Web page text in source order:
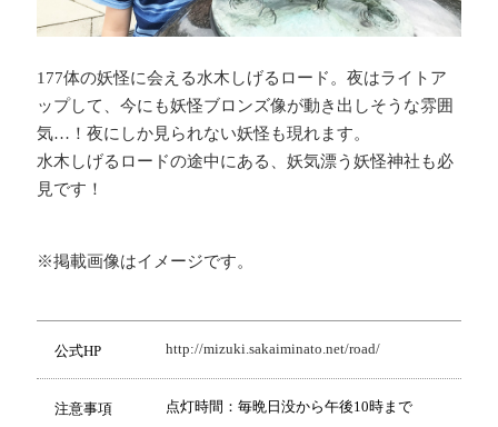
177体の妖怪に会える水木しげるロード。夜はライトア
ップして、今にも妖怪ブロンズ像が動き出しそうな雰囲
気…！夜にしか見られない妖怪も現れます。
水木しげるロードの途中にある、妖気漂う妖怪神社も必
見です！
※掲載画像はイメージです。
公式HP http://mizuki.sakaiminato.net/road/
注意事項 点灯時間：毎晩日没から午後10時まで